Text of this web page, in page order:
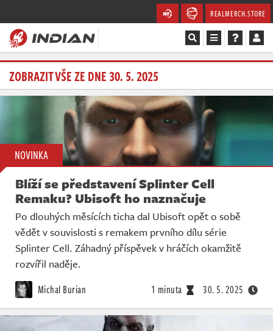
REALMERCH.STORE
Magazín
Soutěže
Databáze
Komunita
Redakce
Živě
ZOBRAZIT VŠE ZE DNE 30. 5. 2025
NOVINKA
Blíží se představení Splinter Cell
Remaku? Ubisoft ho naznačuje
Po dlouhých měsících ticha dal Ubisoft opět o sobě
vědět v souvislosti s remakem prvního dílu série
Splinter Cell. Záhadný příspěvek v hráčích okamžitě
rozvířil naděje.
Michal Burian 1 minuta 30. 5. 2025